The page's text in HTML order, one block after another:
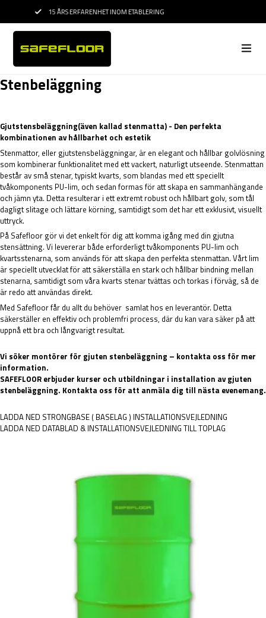
15 ÅRS ERFARENHET INOM ETABLERING
Stenbeläggning
Gjutstensbeläggning(även kallad stenmatta) - Den perfekta
kombinationen av hållbarhet och estetik
Stenmattor, eller gjutstensbeläggningar, är en elegant och hållbar golvlösning
som kombinerar funktionalitet med ett vackert, naturligt utseende. Stenmattan
består av små stenar, typiskt kvarts, som blandas med ett speciellt
tvåkomponents PU-lim, och sedan formas för att skapa en sammanhängande
och jämn yta. Detta resulterar i ett extremt robust och hållbart golv, som tål
dagligt slitage och lättare körning, samtidigt som det har ett exklusivt, visuellt
uttryck.
På Safefloor gör vi det enkelt för dig att komma igång med din gjutna
stensättning. Vi levererar både erforderligt tvåkomponents PU-lim och
kvartsstenarna, som används för att skapa den perfekta stenmattan. Vårt lim
är speciellt utvecklat för att säkerställa en stark och hållbar bindning mellan
stenarna, samtidigt som våra kvarts stenar tvättas och torkas i förväg, så de
är redo att användas direkt.
Med Safefloor får du allt du behöver samlat hos en leverantör. Detta
säkerställer en effektiv och problemfri process, där du kan vara säker på att
uppnå ett bra och långvarigt resultat.
Vi söker montörer för gjuten stenbeläggning – kontakta oss för mer
information.
SAFEFLOOR erbjuder kurser och utbildningar i installation av gjuten
stenbeläggning. Kontakta oss för att anmäla dig till nästa evenemang.
LADDA NED STRONGBASE ( BASELAG ) INSTALLATIONSVEJLEDNING
LADDA NED DATABLAD & INSTALLATIONSVEJLEDNING TILL TOPLAG